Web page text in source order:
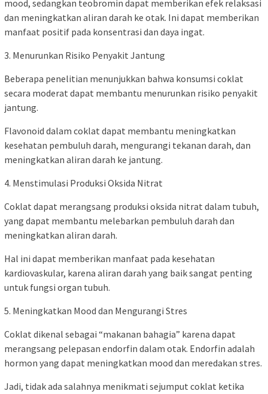
mood, sedangkan teobromin dapat memberikan efek relaksasi
dan meningkatkan aliran darah ke otak. Ini dapat memberikan
manfaat positif pada konsentrasi dan daya ingat.
3. Menurunkan Risiko Penyakit Jantung
Beberapa penelitian menunjukkan bahwa konsumsi coklat
secara moderat dapat membantu menurunkan risiko penyakit
jantung.
Flavonoid dalam coklat dapat membantu meningkatkan
kesehatan pembuluh darah, mengurangi tekanan darah, dan
meningkatkan aliran darah ke jantung.
4. Menstimulasi Produksi Oksida Nitrat
Coklat dapat merangsang produksi oksida nitrat dalam tubuh,
yang dapat membantu melebarkan pembuluh darah dan
meningkatkan aliran darah.
Hal ini dapat memberikan manfaat pada kesehatan
kardiovaskular, karena aliran darah yang baik sangat penting
untuk fungsi organ tubuh.
5. Meningkatkan Mood dan Mengurangi Stres
Coklat dikenal sebagai “makanan bahagia” karena dapat
merangsang pelepasan endorfin dalam otak. Endorfin adalah
hormon yang dapat meningkatkan mood dan meredakan stres.
Jadi, tidak ada salahnya menikmati sejumput coklat ketika